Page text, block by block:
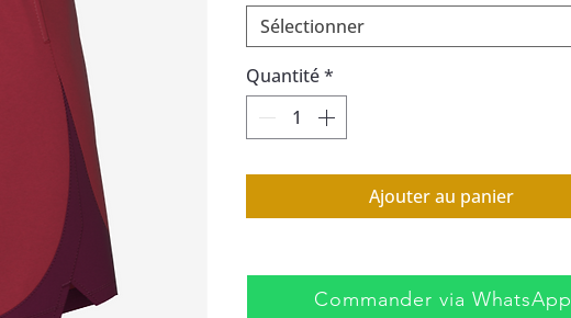
Sélectionner
Quantité*
Ajouter au panier
Commander via WhatsApp